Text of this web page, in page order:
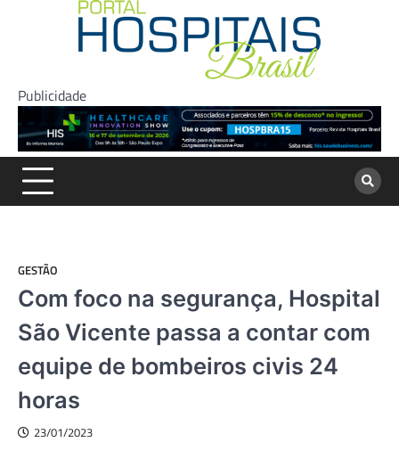
Publicidade
GESTÃO
Com foco na segurança, Hospital
São Vicente passa a contar com
equipe de bombeiros civis 24
horas
23/01/2023